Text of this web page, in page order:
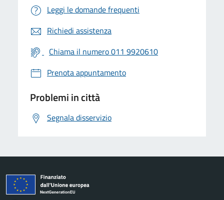
Leggi le domande frequenti
Richiedi assistenza
Chiama il numero 011 9920610
Prenota appuntamento
Problemi in città
Segnala disservizio